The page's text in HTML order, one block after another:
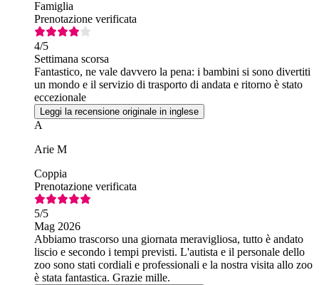
Famiglia
Prenotazione verificata
4/5
Settimana scorsa
Fantastico, ne vale davvero la pena: i bambini si sono divertiti
un mondo e il servizio di trasporto di andata e ritorno è stato
eccezionale
Leggi la recensione originale in inglese
A
Arie M
Coppia
Prenotazione verificata
5/5
Mag 2026
Abbiamo trascorso una giornata meravigliosa, tutto è andato
liscio e secondo i tempi previsti. L'autista e il personale dello
zoo sono stati cordiali e professionali e la nostra visita allo zoo
è stata fantastica. Grazie mille.